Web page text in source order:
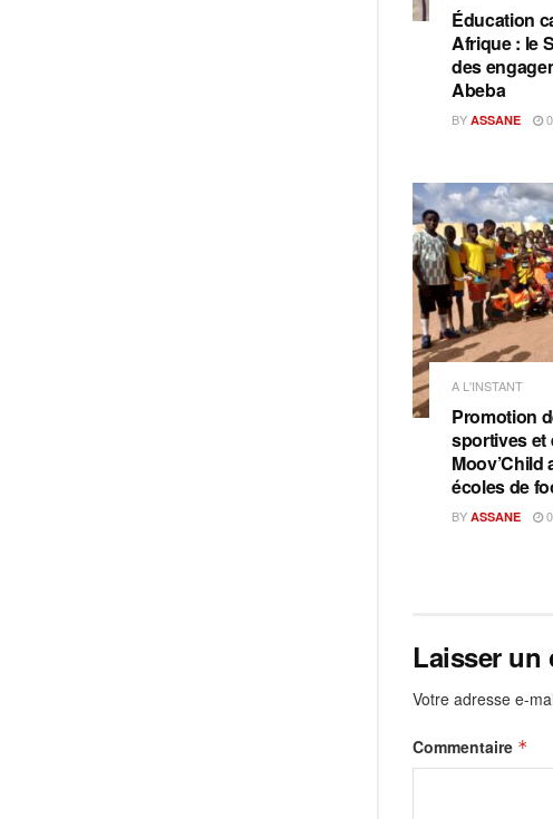
Éducation
Afrique : le
des
Abeba
BY ASSANE
A L'INSTANT
Promotion
sportives et
écoles de
BY ASSANE
Laisser un
Votre adresse e-
Commentaire *